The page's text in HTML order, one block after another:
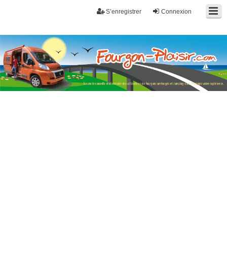
Connexion
S’enregistrer
Fourgon-plaisir.com
Forum de conseils et d'entraide des utilisateurs de fourgons, fourgons
aménagés, vans et de camping-car. Partagez votre expérience.